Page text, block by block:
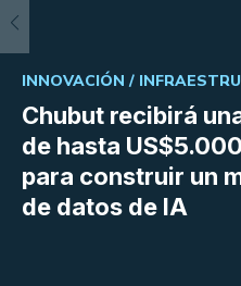
Chubut recibirá
de hasta
para construir un
de datos de IA
INNOVACIÓN /